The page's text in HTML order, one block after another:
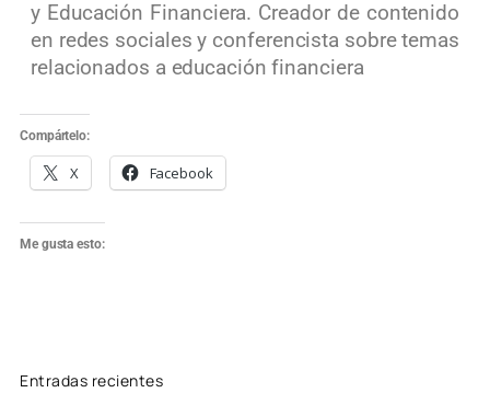
y Educación Financiera. Creador de contenido
en redes sociales y conferencista sobre temas
relacionados a educación financiera
Compártelo:
X Facebook
Me gusta esto:
Entradas recientes